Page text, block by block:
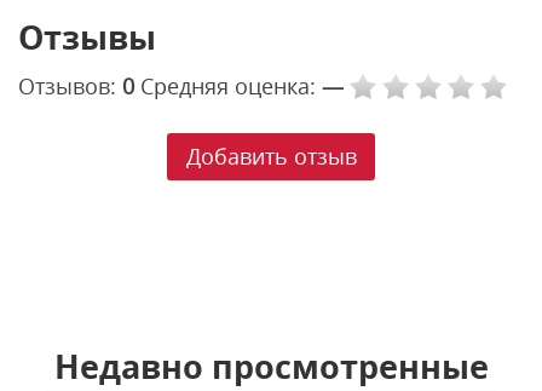
Отзывы
Отзывов: 0 Средняя оценка: —
Добавить отзыв
Недавно просмотренные